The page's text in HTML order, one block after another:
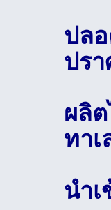
ปล
ปร
ผลิ
ทาเ
นำเ